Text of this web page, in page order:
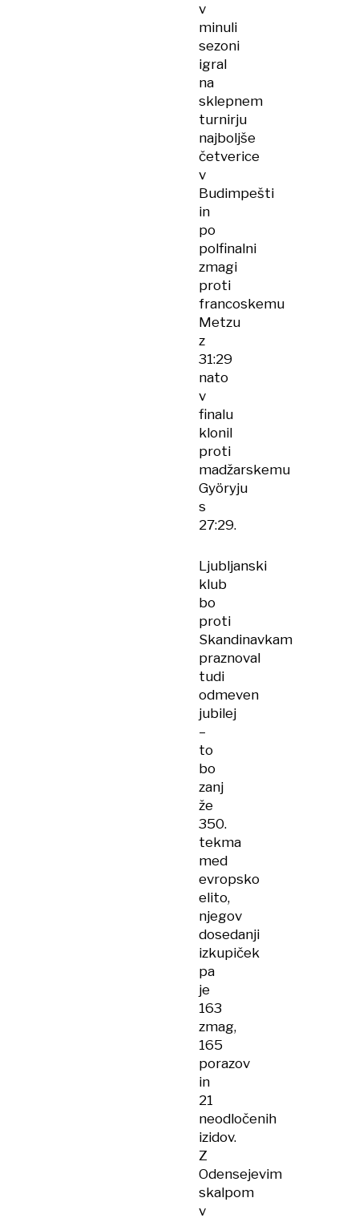
v
minuli
sezoni
igral
na
sklepnem
turnirju
najboljše
četverice
v
Budimpešti
in
po
polfinalni
zmagi
proti
francoskemu
Metzu
z
31:29
nato
v
finalu
klonil
proti
madžarskemu
Györyju
s
27:29.
Ljubljanski
klub
bo
proti
Skandinavkam
praznoval
tudi
odmeven
jubilej
–
to
bo
zanj
že
350.
tekma
med
evropsko
elito,
njegov
dosedanji
izkupiček
pa
je
163
zmag,
165
porazov
in
21
neodločenih
izidov.
Z
Odensejevim
skalpom
v